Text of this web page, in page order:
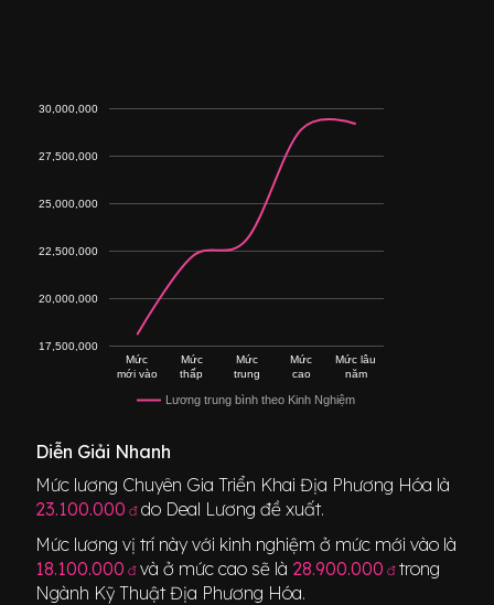
Lương trung bình theo Kinh Nghiệm
Mức
mới vào
Mức
thấp
Mức
trung
Mức
cao
Mức lâu
năm
17,500,000
20,000,000
22,500,000
25,000,000
27,500,000
30,000,000
Diễn Giải Nhanh
Mức lương Chuyên Gia Triển Khai Địa Phương Hóa là
23.100.000 đdo Deal Lương đề xuất.
Mức lương vị trí này với kinh nghiệm ở mức mới vào là
18.100.000 đ và ở mức cao sẽ là 28.900.000 đ trong
Ngành Kỹ Thuật Địa Phương Hóa.